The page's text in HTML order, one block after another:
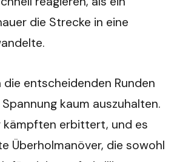
die Strecke in eine
die entscheidenden Runden
kaum auszuhalten.
kämpften erbittert, und es
Überholmanöver, die sowohl